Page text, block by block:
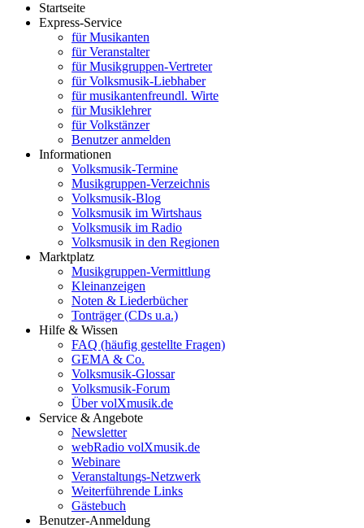
Startseite
Express-Service
für Musikanten
für Veranstalter
für Musikgruppen-Vertreter
für Volksmusik-Liebhaber
für musikantenfreundl. Wirte
für Musiklehrer
für Volkstänzer
Benutzer anmelden
Informationen
Volksmusik-Termine
Musikgruppen-Verzeichnis
Volksmusik-Blog
Volksmusik im Wirtshaus
Volksmusik im Radio
Volksmusik in den Regionen
Marktplatz
Musikgruppen-Vermittlung
Kleinanzeigen
Noten & Liederbücher
Tonträger (CDs u.a.)
Hilfe & Wissen
FAQ (häufig gestellte Fragen)
GEMA & Co.
Volksmusik-Glossar
Volksmusik-Forum
Über volXmusik.de
Service & Angebote
Newsletter
webRadio volXmusik.de
Webinare
Veranstaltungs-Netzwerk
Weiterführende Links
Gästebuch
Benutzer-Anmeldung